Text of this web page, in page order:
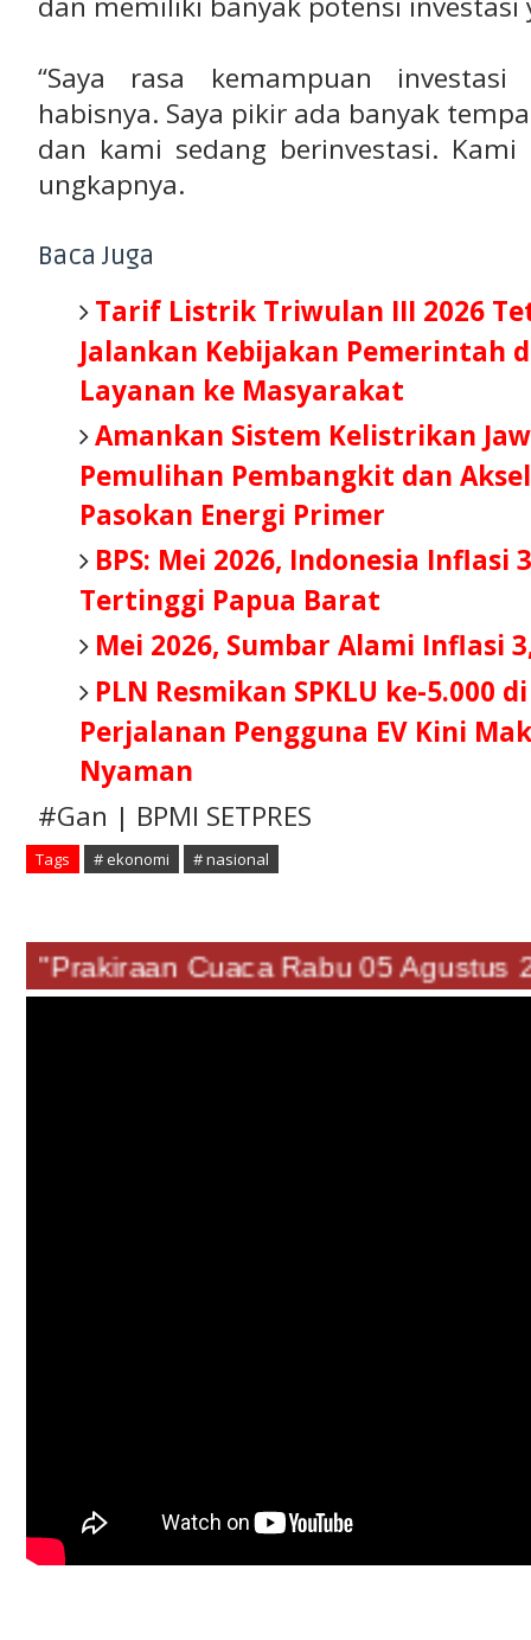
“Saya rasa kemampuan
habisnya. Saya pikir ada banyak
dan kami sedang berinvestasi. Kami
ungkapnya.
Baca Juga
Tarif Listrik Triwulan III 2026
Jalankan Kebijakan Pemerintah
Layanan ke Masyarakat
Amankan Sistem Kelistrikan
Pemulihan Pembangkit dan
Pasokan Energi Primer
BPS: Mei 2026, Indonesia Inflasi
Tertinggi Papua Barat
Mei 2026, Sumbar Alami Inflasi
PLN Resmikan SPKLU ke-5.000
Perjalanan Pengguna EV Kini
Nyaman
#Gan | BPMI SETPRES
Tags # ekonomi # nasional
"Prakiraan Cuaca Rabu 05 Agustus